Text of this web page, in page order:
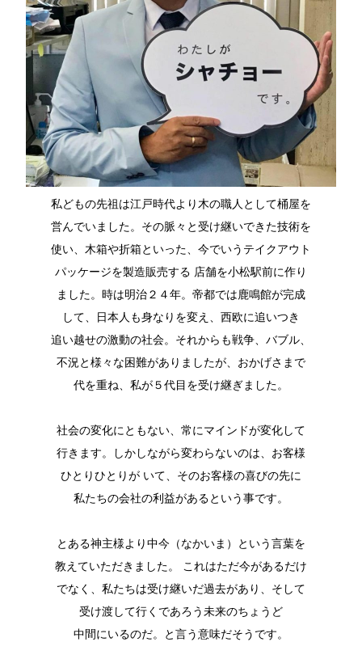
私どもの先祖は江戸時代より木の職人として桶屋を
営んでいました。その脈々と受け継いできた技術を
使い、木箱や折箱といった、今でいうテイクアウト
パッケージを製造販売する 店舗を小松駅前に作り
ました。時は明治２４年。帝都では鹿鳴館が完成
して、日本人も身なりを変え、西欧に追いつき
追い越せの激動の社会。それからも戦争、バブル、
不況と様々な困難がありましたが、おかげさまで
代を重ね、私が５代目を受け継ぎました。
社会の変化にともない、常にマインドが変化して
行きます。しかしながら変わらないのは、お客様
ひとりひとりが いて、そのお客様の喜びの先に
私たちの会社の利益があるという事です。
とある神主様より中今（なかいま）という言葉を
教えていただきました。 これはただ今があるだけ
でなく、私たちは受け継いだ過去があり、そして
受け渡して行くであろう未来のちょうど
中間にいるのだ。と言う意味だそうです。